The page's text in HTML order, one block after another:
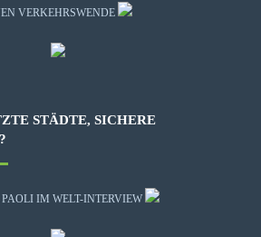
VERKEHRSWENDE
STÄDTE, SICHERE
IM WELT-INTERVIEW